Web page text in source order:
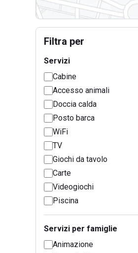
Filtra per
Servizi
Cabine
Accesso animali
Doccia calda
Posto barca
WiFi
TV
Giochi da tavolo
Carte
Videogiochi
Piscina
Servizi per famiglie
Animazione